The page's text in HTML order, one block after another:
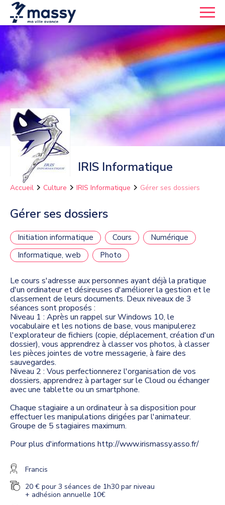
IRIS Informatique
Accueil Culture IRIS Informatique Gérer ses dossiers
Gérer ses dossiers
Initiation informatique Cours
Numérique
Informatique, web
Photo
Le cours s'adresse aux personnes ayant déjà la pratique
d'un ordinateur et désireuses d'améliorer la gestion et le
classement de leurs documents. Deux niveaux de 3
séances sont proposés :
Niveau 1 : Après un rappel sur Windows 10, le
vocabulaire et les notions de base, vous manipulerez
l'explorateur de fichiers (copie, déplacement, création d'un
dossier), vous apprendrez à classer vos photos, à classer
les pièces jointes de votre messagerie, à faire des
sauvegardes.
Niveau 2 : Vous perfectionnerez l'organisation de vos
dossiers, apprendrez à partager sur le Cloud ou échanger
avec une tablette ou un smartphone.
Chaque stagiaire a un ordinateur à sa disposition pour
effectuer les manipulations dirigées par l'animateur.
Groupe de 5 stagiaires maximum.
Pour plus d'informations http://www.irismassy.asso.fr/
Francis
20 € pour 3 séances de 1h30 par niveau
+ adhésion annuelle 10€